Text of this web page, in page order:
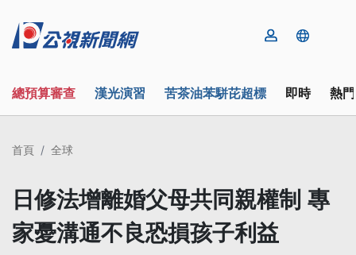
總預算審查 漢光演習 苦茶油苯駢芘超標 即時 熱
首頁 全球
日修法增離婚父母共同親權制 專
家憂溝通不良恐損孩子利益